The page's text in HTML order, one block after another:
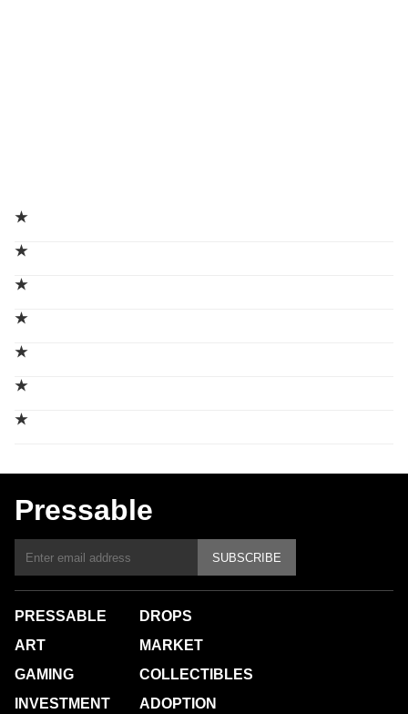
★
★
★
★
★
★
★
Pressable
SUBSCRIBE
PRESSABLE
ART
GAMING
INVESTMENT
DROPS
MARKET
COLLECTIBLES
ADOPTION